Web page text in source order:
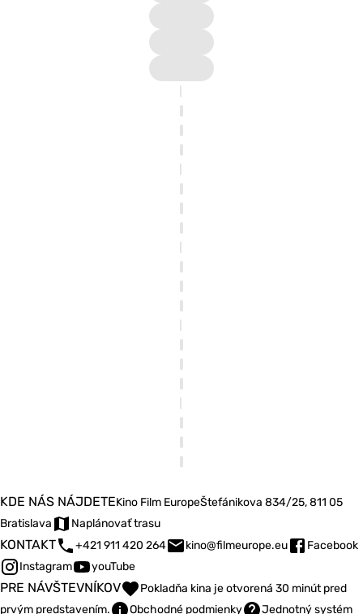
KDE NÁS NÁJDETEKino Film EuropeŠtefánikova 834/25, 811 05
Bratislava
Naplánovať trasu
KONTAKT +421 911 420 264 kino@filmeurope.eu
Facebook
Instagram
youTube
PRE NÁVŠTEVNÍKOV
Pokladňa kina je otvorená 30 minút pred
prvým predstavením.
Obchodné podmienky Jednotný systém